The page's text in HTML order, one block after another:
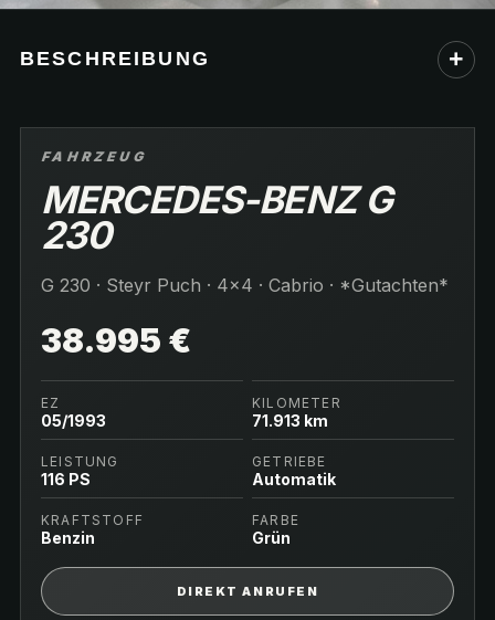
BESCHREIBUNG +
FAHRZEUG
MERCEDES-BENZ G
230
G 230 · Steyr Puch · 4x4 · Cabrio · *Gutachten*
38.995 €
EZ
05/1993
KILOMETER
71.913 km
LEISTUNG
116 PS
GETRIEBE
Automatik
KRAFTSTOFF
Benzin
FARBE
Grün
DIREKT ANRUFEN